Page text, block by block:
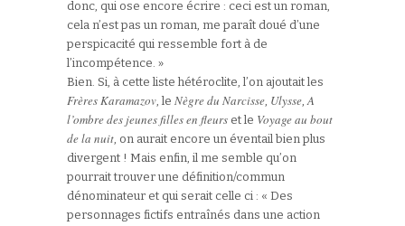
donc, qui ose encore écrire : ceci est un roman,
cela n’est pas un roman, me paraît doué d’une
perspicacité qui ressemble fort à de
l’incompétence. »
Bien. Si, à cette liste hétéroclite, l’on ajoutait les
Frères Karamazov, le Nègre du Narcisse, Ulysse,A
l’ombre des jeunes filles en fleurs et le Voyage au bout
de la nuit, on aurait encore un éventail bien plus
divergent ! Mais enfin, il me semble qu’on
pourrait trouver une définition/commun
dénominateur et qui serait celle ci : « Des
personnages fictifs entraînés dans une action